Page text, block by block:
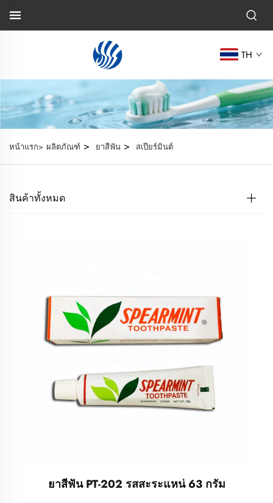
TH
หน้าแรก> ผลิตภัณฑ์ > ยาสีฟัน > สเปียร์มินต์
สินค้าทั้งหมด
ยาสีฟัน PT-202 รสสะระแหน่ 63 กรัม